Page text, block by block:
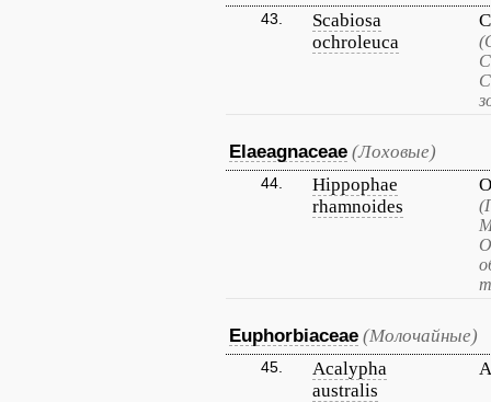
43.
Scabiosa
ochroleuca
Elaeagnaceae (Лоховые)
44.
Hippophae
rhamnoides
Euphorbiaceae (Молочайные)
45.
Acalypha
australis